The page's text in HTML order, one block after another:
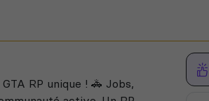
RP unique ! 🚓 Jobs,